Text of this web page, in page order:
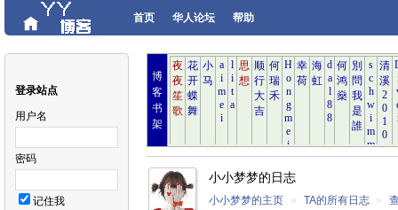
首页 华人论坛 帮助
登录站点
用户名
密码
记住我
博
客
书
架
小小梦梦的日志
小小梦梦的主页 » TA的所有日志 »